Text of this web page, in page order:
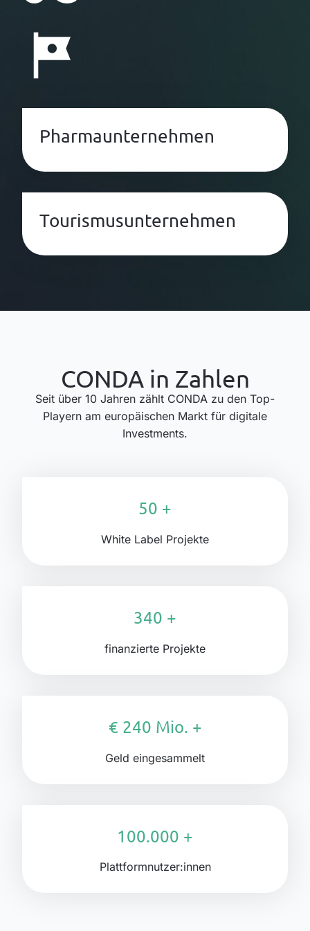
Pharmaunternehmen
Tourismusunternehmen
CONDA in Zahlen
Seit über 10 Jahren zählt CONDA zu den Top-
Playern am europäischen Markt für digitale
Investments.
50 +
White Label Projekte
340 +
finanzierte Projekte
€ 240 Mio. +
Geld eingesammelt
100.000 +
Plattformnutzer:innen